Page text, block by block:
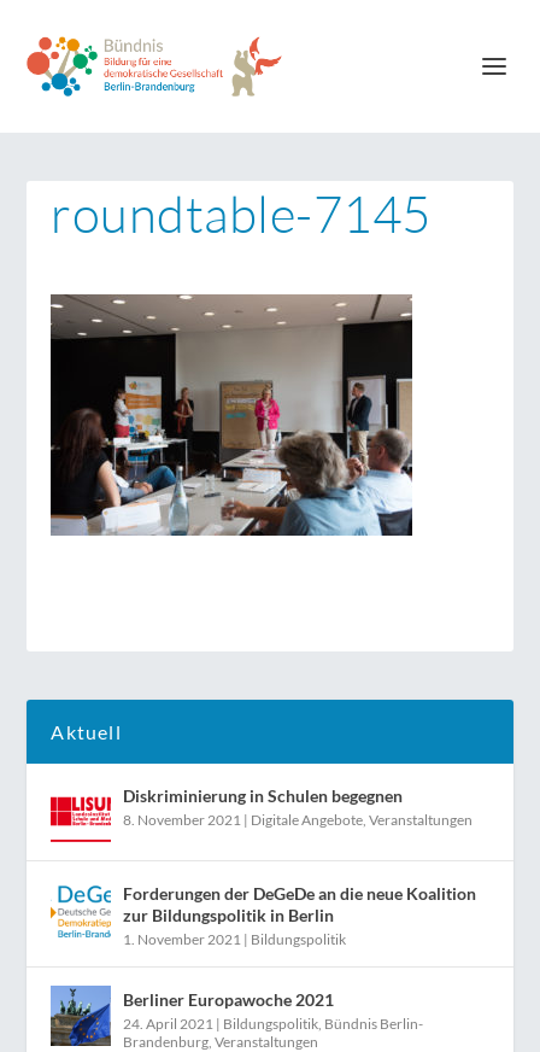
roundtable-7145
Aktuell
Diskriminierung in Schulen begegnen
8. November 2021 | Digitale Angebote ,Veranstaltungen
Forderungen der DeGeDe an die neue Koalition
zur Bildungspolitik in Berlin
1. November 2021 | Bildungspolitik
Berliner Europawoche 2021
24. April 2021 | Bildungspolitik Bündnis Berlin-
Brandenburg ,Veranstaltungen